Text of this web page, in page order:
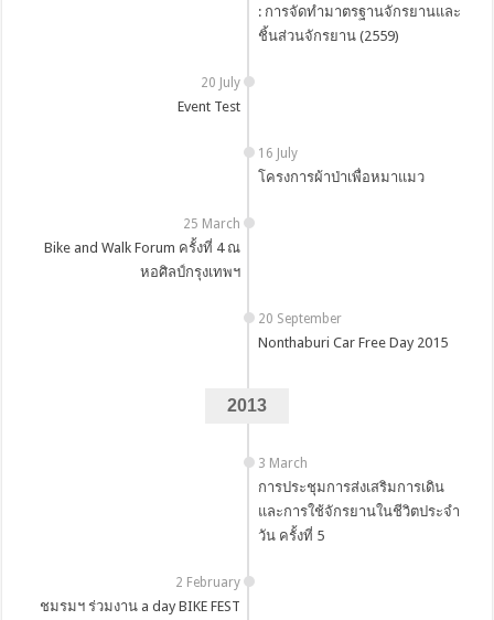
: การจัดทำมาตรฐานจักรยานและ
ชิ้นส่วนจักรยาน (2559)
20 July
Event Test
16 July
โครงการผ้าป่าเพื่อหมาแมว
25 March
Bike and Walk Forum ครั้งที่ 4 ณ
หอศิลป์กรุงเทพฯ
20 September
Nonthaburi Car Free Day 2015
2013
3 March
การประชุมการส่งเสริมการเดิน
และการใช้จักรยานในชีวิตประจำ
วัน ครั้งที่ 5
2 February
ชมรมฯ ร่วมงาน a day BIKE FEST